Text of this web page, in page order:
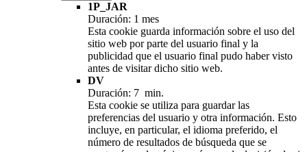
1P_JAR
Duración: 1 mes
Esta cookie guarda información sobre el uso del
sitio web por parte del usuario final y la
publicidad que el usuario final pudo haber visto
antes de visitar dicho sitio web.
DV
Duración: 7 min.
Esta cookie se utiliza para guardar las
preferencias del usuario y otra información. Esto
incluye, en particular, el idioma preferido, el
número de resultados de búsqueda que se